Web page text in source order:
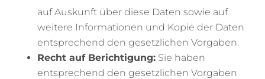
auf Auskunft über diese Daten sowie auf
weitere Informationen und Kopie der Daten
entsprechend den gesetzlichen Vorgaben.
Recht auf Berichtigung: Sie haben
entsprechend den gesetzlichen Vorgaben